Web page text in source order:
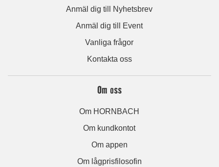
Anmäl dig till Nyhetsbrev
Anmäl dig till Event
Vanliga frågor
Kontakta oss
Om oss
Om HORNBACH
Om kundkontot
Om appen
Om lågprisfilosofin